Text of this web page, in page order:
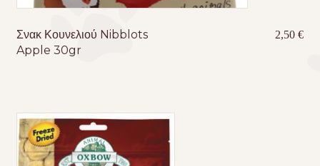
Σνακ Κουνελιού Nibblots
Apple 30gr
2,50€